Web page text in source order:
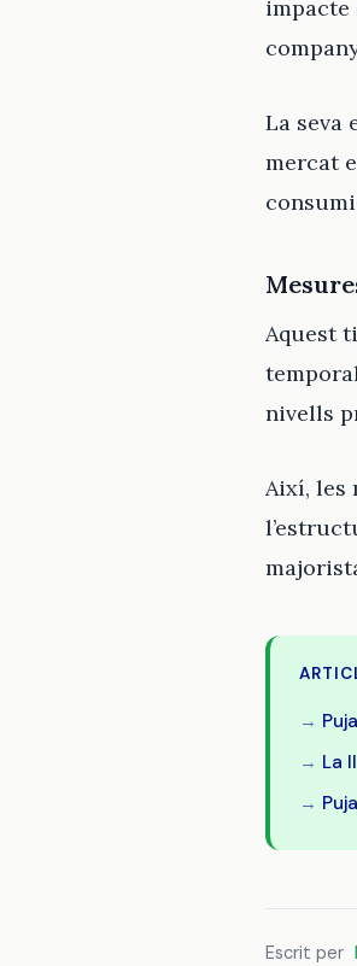
impacte
La seva
mercat
Aquest
nivells
Així, les
La
Escrit per